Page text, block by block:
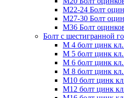
М22-24 Болт
М27-30 Болт
М36 Болт
Болт с шестигранной
М 4 болт цинк
М 5 болт цинк
М 6 болт цинк
М 8 болт цинк
М10 болт цинк
М12 болт цинк